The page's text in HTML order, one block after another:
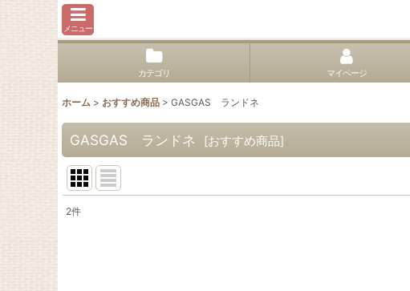
メニュー
カテゴリ マイページ
ホーム > おすすめ商品 > GASGAS ランドネ
GASGAS ランドネ [おすすめ商品]
2件